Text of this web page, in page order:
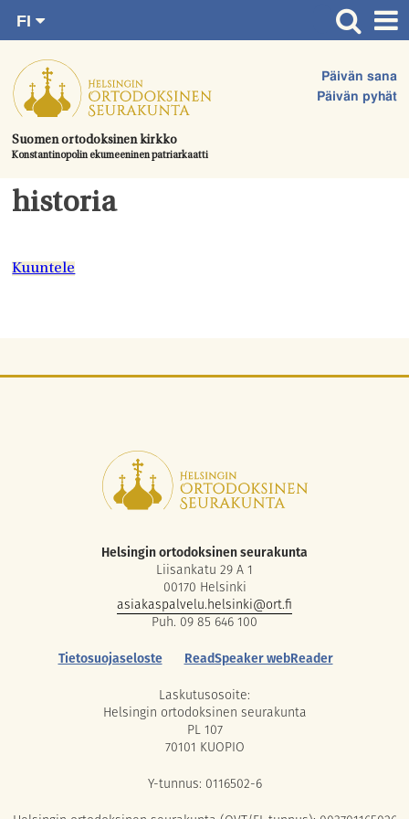
suoraan
sisältöön.
Suomen ortodoksinen kirkko
Konstantinopolin ekumeeninen patriarkaatti
Päivän sana
Päivän pyhät
FI
SV
EN
UA
Etusivu
Ajankohtaista
Juhlat & toimitukset
Kirkot
Tule mukaan
historia
Kuuntele
Helsingin ortodoksinen seurakunta
Liisankatu 29 A 1
00170 Helsinki
asiakaspalvelu.helsinki@ort.fi
Puh. 09 85 646 100
Tietosuojaseloste
ReadSpeaker webReader
Laskutusosoite:
Helsingin ortodoksinen seurakunta
PL 107
70101 KUOPIO
Y-tunnus: 0116502-6